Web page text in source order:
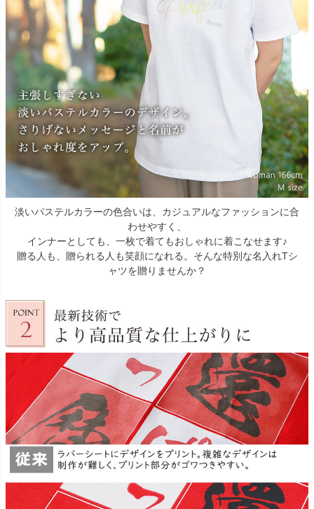
淡いパステルカラーの色合いは、カジュアルなファッションに合
わせやすく、
インナーとしても、一枚で着てもおしゃれに着こなせます♪
贈る人も、贈られる人も笑顔になれる。そんな特別な名入れTシ
ャツを贈りませんか？